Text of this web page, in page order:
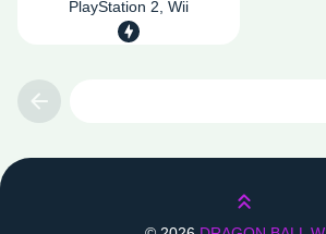
PlayStation 2, Wii
Lên trên